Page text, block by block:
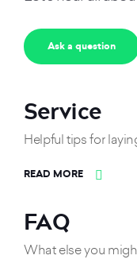
Ask a question
Service
Helpful tips for
READ MORE
FAQ
What else you